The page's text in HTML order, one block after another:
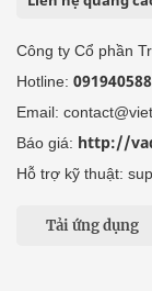
Công ty Cổ phần
Hotline:
Email:
Báo giá: http://
Hỗ trợ kỹ thuật:
Tải ứng dụng